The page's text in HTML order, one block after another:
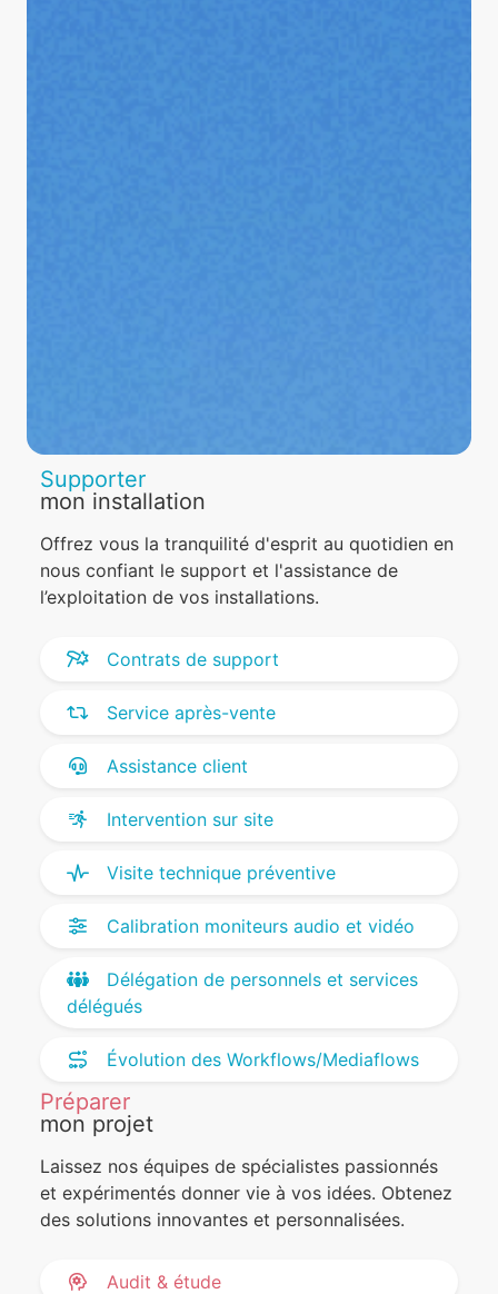
Supporter
mon installation
Offrez vous la tranquilité d'esprit au quotidien en
nous confiant le support et l'assistance de
l’exploitation de vos installations.
Contrats de support
Service après-vente
Assistance client
Intervention sur site
Visite technique préventive
Calibration moniteurs audio et vidéo
Délégation de personnels et services
délégués
Évolution des Workflows/Mediaflows
Préparer
mon projet
Laissez nos équipes de spécialistes passionnés
et expérimentés donner vie à vos idées. Obtenez
des solutions innovantes et personnalisées.
Audit & étude